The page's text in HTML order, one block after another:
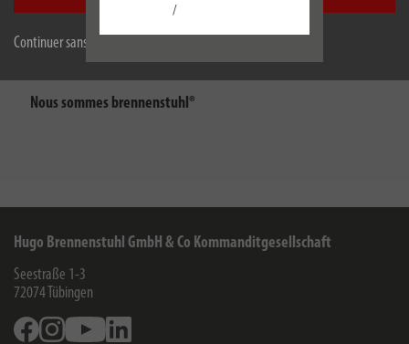
Continuer sans accepter
/
Nous sommes brennenstuhl®
Hugo Brennenstuhl GmbH & Co Kommanditgesellschaft
Seestraße 1-3
72074 Tübingen
FacebookInstagramYoutube